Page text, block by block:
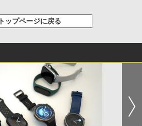
トップページに戻る